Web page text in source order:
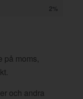
2%
på moms,
och andra